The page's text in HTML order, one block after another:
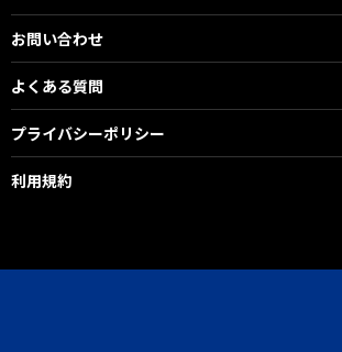
お問い合わせ
よくある質問
プライバシーポリシー
利用規約